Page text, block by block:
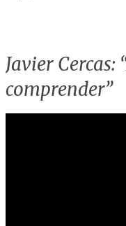
Javier Cercas:
comprender”